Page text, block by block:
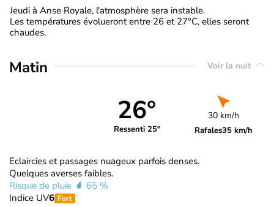
Jeudi à Anse Royale, l'atmosphère sera instable.
Les températures évolueront entre 26 et 27°C, elles seront
chaudes.
Matin Voir la nuit
26°
Ressenti 25°
30 km/h
Rafales35 km/h
Eclaircies et passages nuageux parfois denses.
Quelques averses faibles.
Risque de pluie
65 %
Indice UV6 Fort